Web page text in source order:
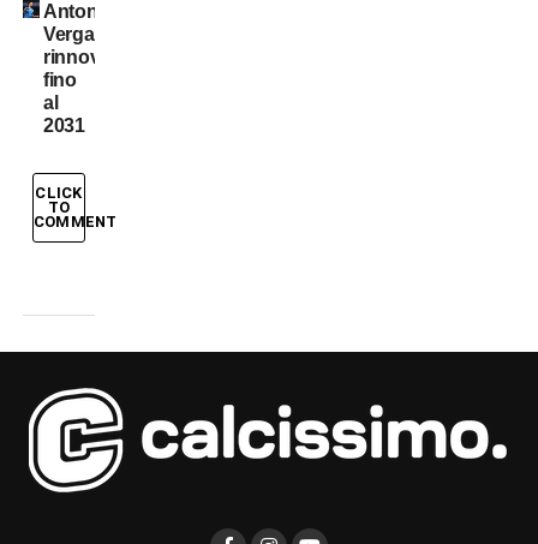
Antonio
Vergara,
rinnovo
fino
al
2031
CLICK
TO
COMMENT